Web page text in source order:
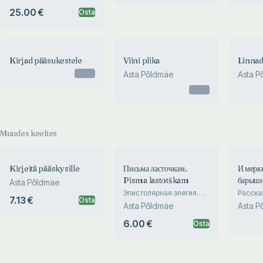
25.00 € Osta
Kirjad pääsukestele Viini plika
Asta Põldmäe Asta
Muudes keeltes
Kirjeitä pääskysille
Asta Põldmäe
7.13 € Osta
Письма ласточкам.
Pisma lastotškam
Эпистолярная элегия.
Epistoljarnaja elegija
Asta Põldmäe
6.00 € Osta
И
svet.
Asta